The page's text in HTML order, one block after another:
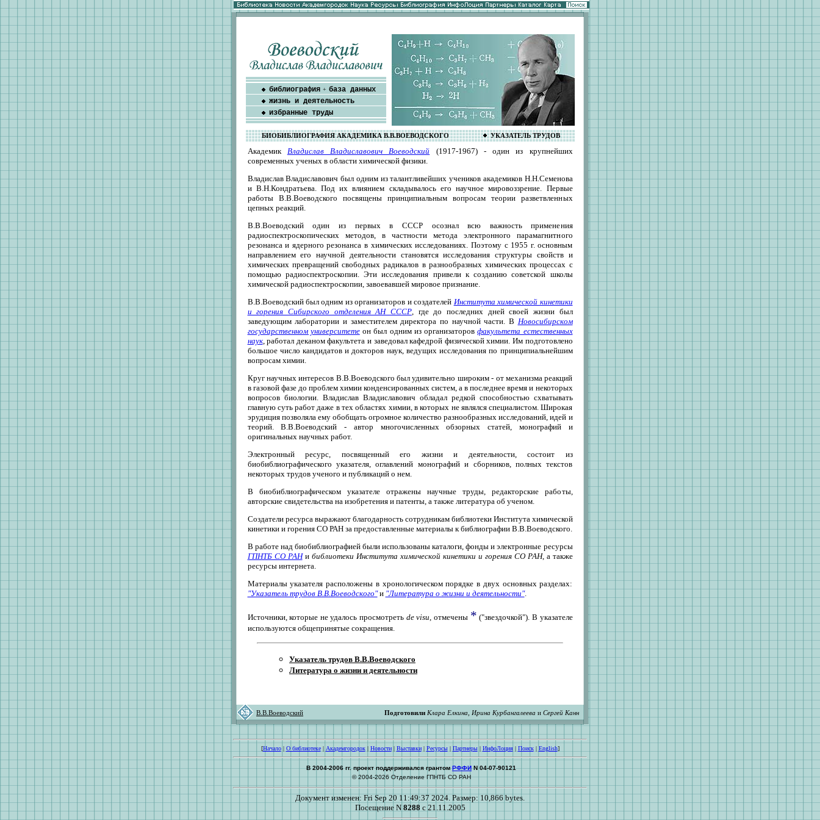
библиография + база данных
жизнь и деятельность
избранные труды
БИОБИБЛИОГРАФИЯ АКАДЕМИКА В.В.ВОЕВОДСКОГО УКАЗАТЕЛЬ ТРУДОВ
Академик Владислав Владиславович Воеводский (1917-1967) - один из крупнейших
современных ученых в области химической физики.
Владислав Владиславович был одним из талантливейших учеников академиков Н.Н.Семенова
и В.Н.Кондратьева. Под их влиянием складывалось его научное мировоззрение. Первые
работы В.В.Воеводского посвящены принципиальным вопросам теории разветвленных
цепных реакций.
В.В.Воеводский один из первых в СССР осознал всю важность применения
радиоспектроскопических методов, в частности метода электронного парамагнитного
резонанса и ядерного резонанса в химических исследованиях. Поэтому с 1955 г. основным
направлением его научной деятельности становятся исследования структуры свойств и
химических превращений свободных радикалов в разнообразных химических процессах с
помощью радиоспектроскопии. Эти исследования привели к созданию советской школы
химической радиоспектроскопии, завоевавшей мировое признание.
В.В.Воеводский был одним из организаторов и создателей Института химической кинетики
и горения Сибирского отделения АН СССР, где до последних дней своей жизни был
заведующим лаборатории и заместителем директора по научной части. В Новосибирском
государственном университетеон был одним из организаторовфакультета естественных
наук, работал деканом факультета и заведовал кафедрой физической химии. Им подготовлено
большое число кандидатов и докторов наук, ведущих исследования по принципиальнейшим
вопросам химии.
Круг научных интересов В.В.Воеводского был удивительно широким - от механизма реакций
в газовой фазе до проблем химии конденсированных систем, а в последнее время и некоторых
вопросов биологии. Владислав Владиславович обладал редкой способностью схватывать
главную суть работ даже в тех областях химии, в которых не являлся специалистом. Широкая
эрудиция позволяла ему обобщать огромное количество разнообразных исследований, идей и
теорий. В.В.Воеводский - автор многочисленных обзорных статей, монографий и
оригинальных научных работ.
Электронный ресурс, посвященный его жизни и деятельности, состоит из
биобиблиографического указателя, оглавлений монографий и сборников, полных текстов
некоторых трудов ученого и публикаций о нем.
В биобиблиографическом указателе отражены научные труды, редакторские работы,
авторские свидетельства на изобретения и патенты, а также литература об ученом.
Создатели ресурса выражают благодарность сотрудникам библиотеки Института химической
кинетики и горения СО РАН за предоставленные материалы к библиографии В.В.Воеводского.
В работе над биобиблиографией были использованы каталоги, фонды и электронные ресурсы
ГПНТБ СО РАНи библиотеки Института химической кинетики и горения СО РАН, а также
ресурсы интернета.
Материалы указателя расположены в хронологическом порядке в двух основных разделах:
"Указатель трудов В.В.Воеводского"и "Литература о жизни и деятельности".
Источники, которые не удалось просмотреть de visu, отмечены * ("звездочкой"). В указателе
используются общепринятые сокращения.
Указатель трудов В.В.Воеводского
Литература о жизни и деятельности
В.В.Воеводский Подготовили Клара Елкина Ирина Курбангалеева и Сергей Канн
[Начало| О библиотеке| Академгородок| Новости| Выставки| Ресурсы| Партнеры| ИнфоЛоция| Поиск| English]
В 2004-2006 гг. проект поддерживался грантомРФФИN 04-07-90121
© 2004-2026 Отделение ГПНТБ СО РАН
Документ изменен: Fri Sep 20 11:49:37 2024. Размер: 10,866 bytes.
Посещение N8288 с 21.11.2005